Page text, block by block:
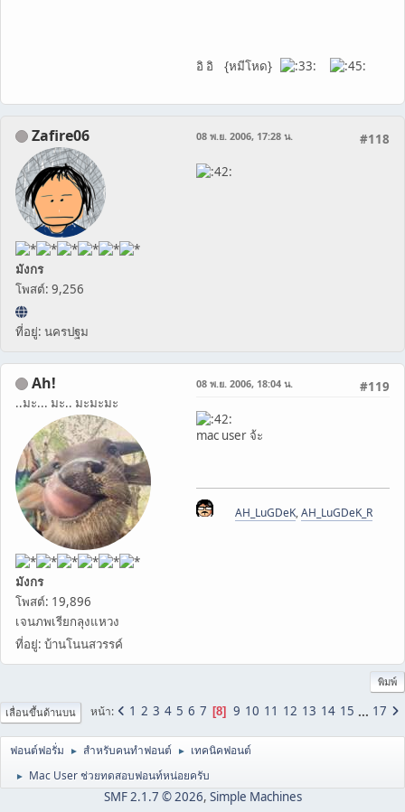
อิ อิ {หมีโหด}
Zafire06
มังกร
โพสต์: 9,256
ที่อยู่: นครปฐม
#118
08 พ.ย. 2006, 17:28 น.
Ah!
..มะ... มะ.. มะมะมะ
มังกร
โพสต์: 19,896
เจนภพเรียกลุงแหวง
ที่อยู่: บ้านโนนสวรรค์
#119
08 พ.ย. 2006, 18:04 น.
mac user จ้ะ
AH_LuGDeK,AH_LuGDeK_R
พิมพ์
เลื่อนขึ้นด้านบน หน้า 1 2 3 4 5 6 7 8 9 10 11 12 13 14 15 ... 17
ฟอนต์ฟอรั่ม ► สำหรับคนทำฟอนต์ ► เทคนิคฟอนต์
► Mac User ช่วยทดสอบฟอนท์หน่อยครับ
SMF 2.1.7 © 2026, Simple Machines